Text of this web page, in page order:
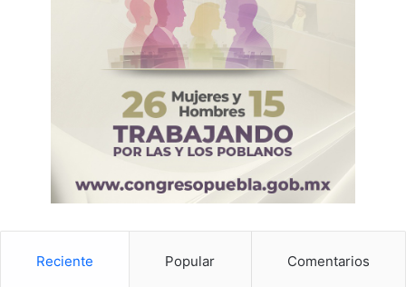
Reciente Popular Comentarios